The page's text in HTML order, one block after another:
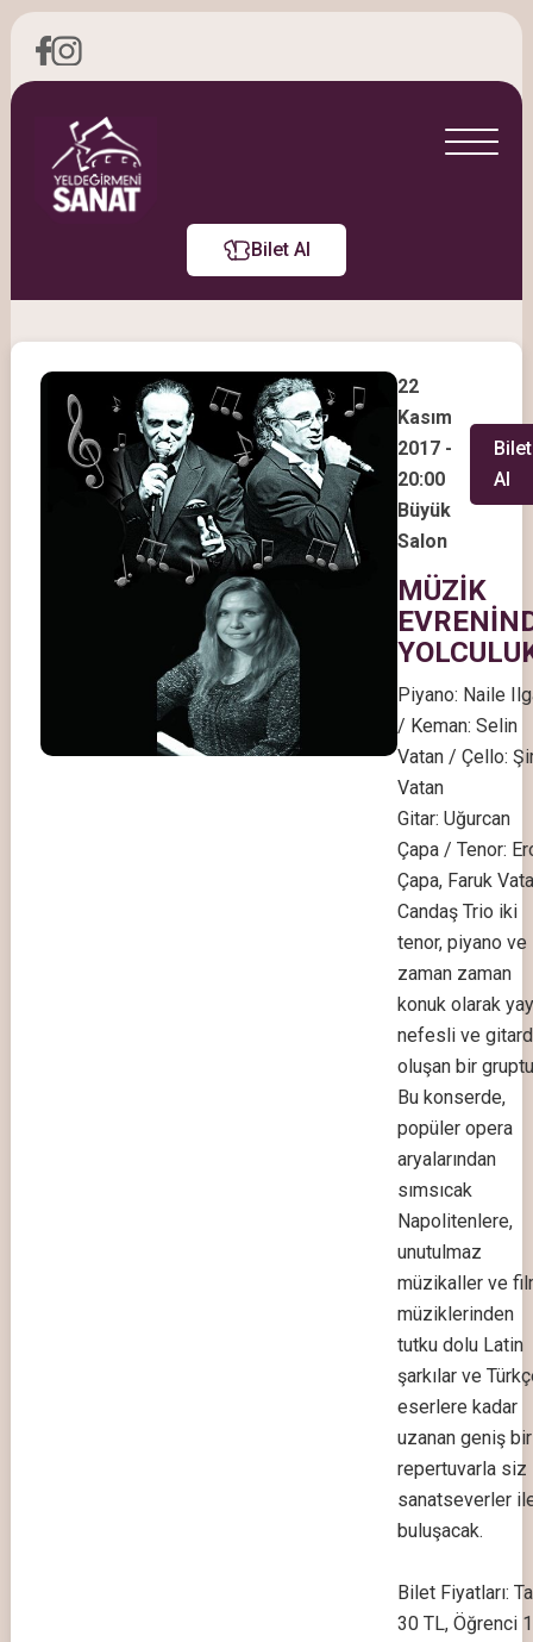
Bilet Al
22
Kasım
2017 -
20:00
Büyük
Salon
Bilet
Al
MÜZİK
Piyano: Naile
/ Keman: Selin
Vatan / Çello:
Vatan
Gitar: Uğurcan
Çapa / Tenor:
Çapa, Faruk
Candaş Trio iki
tenor, piyano ve
zaman zaman
konuk olarak
nefesli ve
oluşan bir
Bu konserde,
popüler opera
aryalarından
sımsıcak
Napolitenlere,
unutulmaz
müzikaller ve
müziklerinden
tutku dolu Latin
şarkılar ve
eserlere kadar
uzanan geniş bir
repertuvarla siz
sanatseverler
buluşacak.
Bilet Fiyatları:
30 TL, Öğrenci